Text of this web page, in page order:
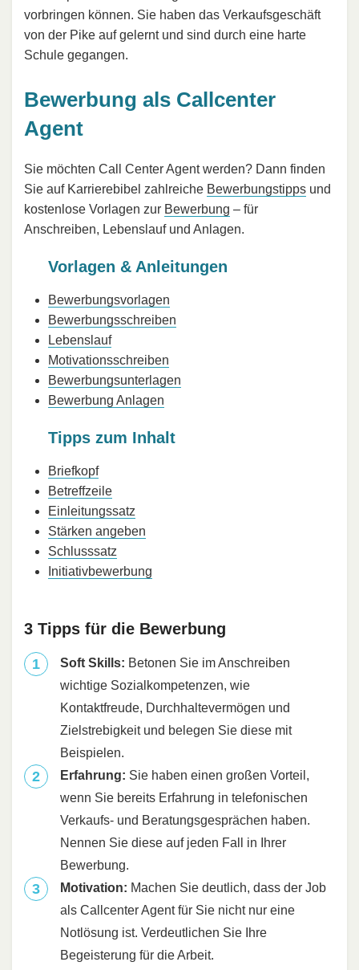
vorbringen können. Sie haben das Verkaufsgeschäft
von der Pike auf gelernt und sind durch eine harte
Schule gegangen.
Bewerbung als Callcenter
Agent
Sie möchten Call Center Agent werden? Dann finden
Sie auf Karrierebibel zahlreiche Bewerbungstipps und
kostenlose Vorlagen zur Bewerbung – für
Anschreiben, Lebenslauf und Anlagen.
Vorlagen & Anleitungen
Bewerbungsvorlagen
Bewerbungsschreiben
Lebenslauf
Motivationsschreiben
Bewerbungsunterlagen
Bewerbung Anlagen
Tipps zum Inhalt
Briefkopf
Betreffzeile
Einleitungssatz
Stärken angeben
Schlusssatz
Initiativbewerbung
3 Tipps für die Bewerbung
Soft Skills: Betonen Sie im Anschreiben
wichtige Sozialkompetenzen, wie
Kontaktfreude, Durchhaltevermögen und
Zielstrebigkeit und belegen Sie diese mit
Beispielen.
Erfahrung: Sie haben einen großen Vorteil,
wenn Sie bereits Erfahrung in telefonischen
Verkaufs- und Beratungsgesprächen haben.
Nennen Sie diese auf jeden Fall in Ihrer
Bewerbung.
Motivation: Machen Sie deutlich, dass der Job
als Callcenter Agent für Sie nicht nur eine
Notlösung ist. Verdeutlichen Sie Ihre
Begeisterung für die Arbeit.